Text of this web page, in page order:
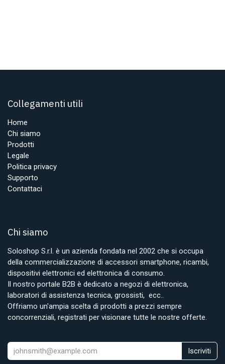
Collegamenti utili
Home
Chi siamo
Prodotti
Legale
Politica privacy
Supporto
Contattaci
Chi siamo
Soloshop S.r.l. è un azienda fondata nel 2002 che si occupa
della commercializzazione di accessori smartphone, ricambi,
dispositivi elettronici ed elettronica di consumo.
Il nostro portale B2B è dedicato a negozi di elettronica,
laboratori di assistenza tecnica, grossisti, ecc..
Offriamo un'ampia scelta di prodotti a prezzi sempre
concorrenziali, registrati per visionare tutte le nostre offerte.
Iscriviti